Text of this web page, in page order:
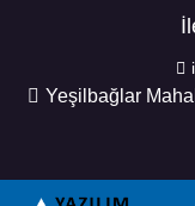
Yeşilbağlar